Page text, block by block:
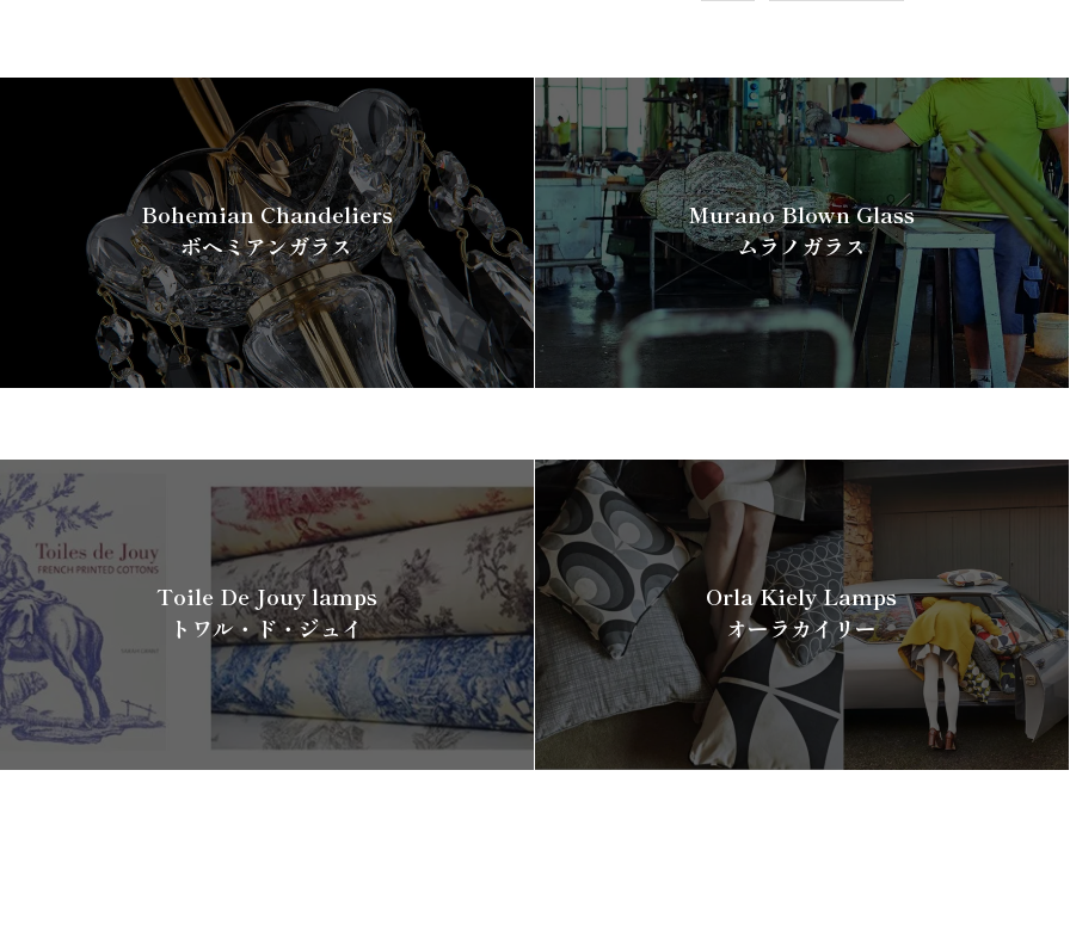
Bohemian Chandeliers
ボヘミアンガラス
Murano Blown Glass
ムラノガラス
Toile De Jouy lamps
トワル・ド・ジュイ
Orla Kiely Lamps
オーラカイリー